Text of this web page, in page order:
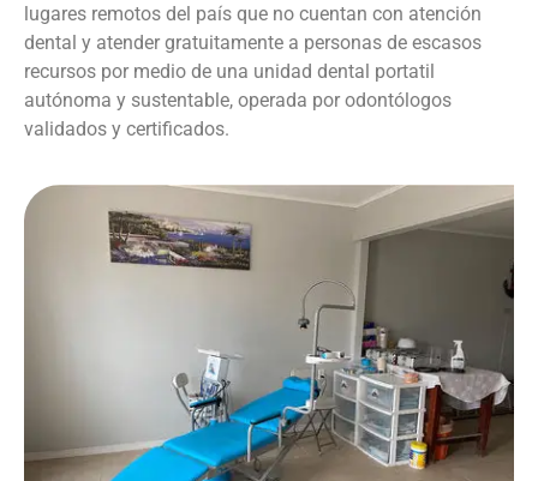
lugares remotos del país que no cuentan con atención
dental y atender gratuitamente a personas de escasos
recursos por medio de una unidad dental portatil
autónoma y sustentable, operada por odontólogos
validados y certificados.